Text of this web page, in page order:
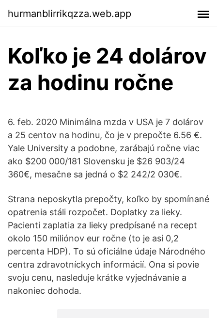
hurmanblirrikqzza.web.app
Koľko je 24 dolárov
za hodinu ročne
6. feb. 2020 Minimálna mzda v USA je 7 dolárov
a 25 centov na hodinu, čo je v prepočte 6.56 €.
Yale University a podobne, zarábajú ročne viac
ako $200 000/181 Slovensku je $26 903/24
360€, mesačne sa jedná o $2 242/2 030€.
Strana neposkytla prepočty, koľko by spomínané
opatrenia stáli rozpočet. Doplatky za lieky.
Pacienti zaplatia za lieky predpísané na recept
okolo 150 miliónov eur ročne (to je asi 0,2
percenta HDP). To sú oficiálne údaje Národného
centra zdravotníckych informácií. Ona si povie
svoju cenu, nasleduje krátke vyjednávanie a
nakoniec dohoda.